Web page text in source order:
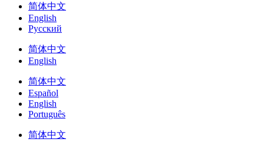
简体中文
English
Русский
简体中文
English
简体中文
Español
English
Português
简体中文